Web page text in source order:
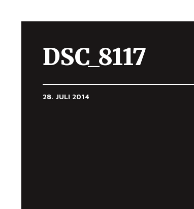
DSC_8117
28. JULI 2014